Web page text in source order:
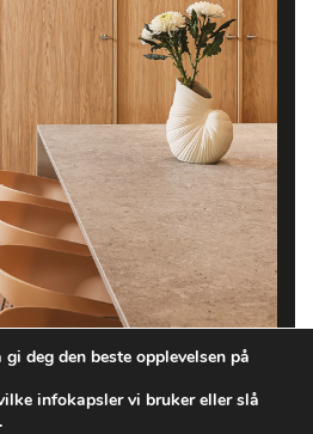
deg den beste opplevelsen på
infokapsler vi bruker eller slå
.